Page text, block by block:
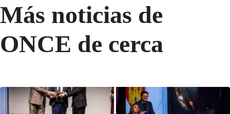
Más noticias de
ONCE de cerca